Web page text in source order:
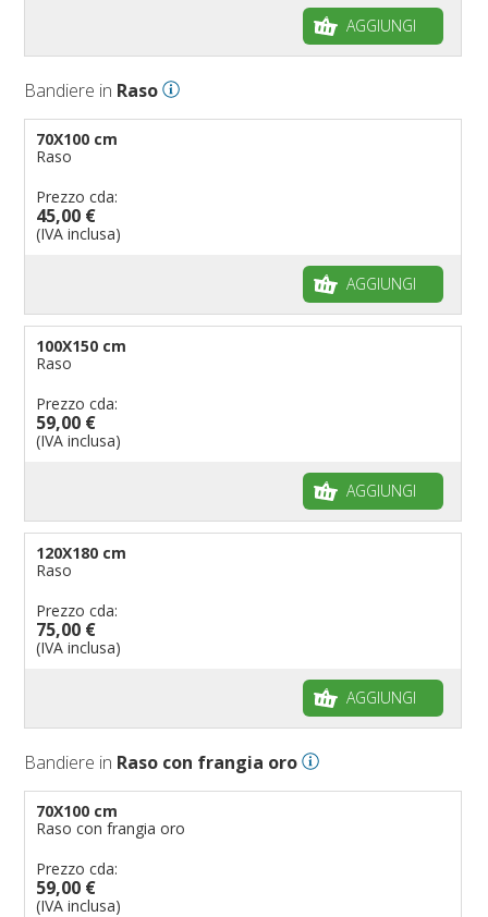
AGGIUNGI
Bandiere in Raso
70X100 cm
Raso
Prezzo cda:
45,00 €
(IVA inclusa)
AGGIUNGI
100X150 cm
Raso
Prezzo cda:
59,00 €
(IVA inclusa)
AGGIUNGI
120X180 cm
Raso
Prezzo cda:
75,00 €
(IVA inclusa)
AGGIUNGI
Bandiere in Raso con frangia oro
70X100 cm
Raso con frangia oro
Prezzo cda:
59,00 €
(IVA inclusa)